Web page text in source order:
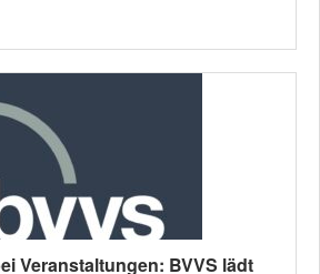
Veranstaltungen: BVVS lädt